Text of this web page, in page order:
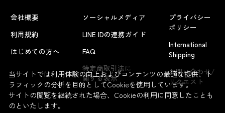
会社概要
利用規約
はじめての方へ
ソーシャルメディア
LINE IDの連携ガイド
FAQ
特定商取引法に
関する表示
プライバシー
ポリシー
International
Shipping
お問い合わせ/
リクエスト
当サイトでは利用体験の向上およびコンテンツの最適な提供、ト
ラフィックの分析を目的としてCookieを使用しています。
サイトの閲覧を継続された場合、Cookieの利用に同意したことも
のといたします。